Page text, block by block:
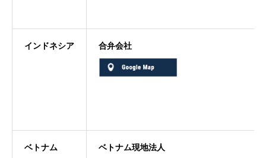
インドネシア 合弁会社
ベトナム ベトナム現地法人